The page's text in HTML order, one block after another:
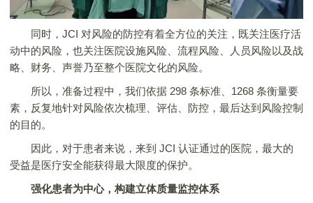
同时，JCI 对风险的防控有着全方位的关注，既关注医疗活
动中的风险，也关注医院设施风险、流程风险、人员风险以及战
略、财务、声誉乃至整个医院文化的风险。
所以，准备过程中，我们依据 298 条标准、1268 条衡量要
素，反复地针对风险依次梳理、评估、防控，最后达到风险控制
的目的。
因此，对于患者来说，来到 JCI 认证通过的医院，最大的
受益是医疗安全能获得最大限度的保护。
强化患者为中心，构建立体质量监控体系